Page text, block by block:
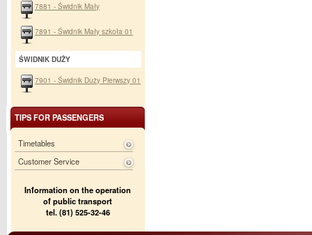
7881 - Świdnik Mały
7891 - Świdnik Mały szkoła 01
ŚWIDNIK DUŻY
7901 - Świdnik Duży Pierwszy 01
TIPS FOR PASSENGERS
Timetables
Customer Service
Information on the operation
of public transport
tel. (81) 525-32-46